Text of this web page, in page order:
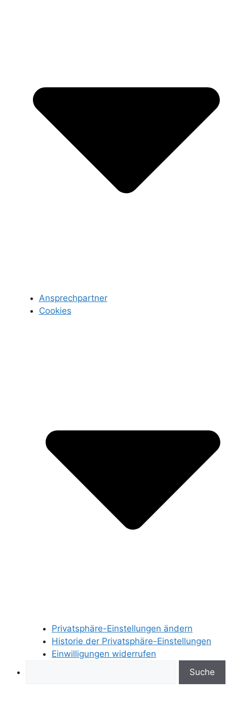
Ansprechpartner
Cookies
Privatsphäre-Einstellungen ändern
Historie der Privatsphäre-Einstellungen
Einwilligungen widerrufen